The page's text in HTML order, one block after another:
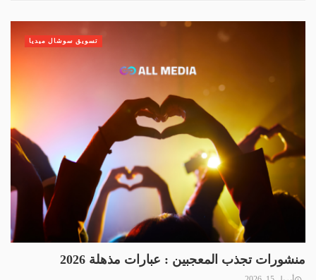
منشورات تجذب المعجبين : عبارات مذهلة 2026
تسويق سوشال ميديا